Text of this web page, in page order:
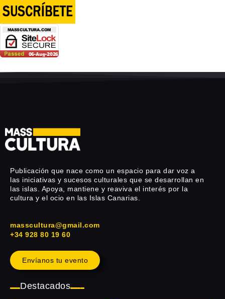
Publicación que nace como un espacio para dar voz a
las iniciativas y sucesos culturales que se desarrollan en
las islas. Apoya, mantiene y reaviva el interés por la
cultura y el ocio en las Islas Canarias.
masscultura@gmail.com
+34 928 80 19 60
Envíanos tu evento
Destacados